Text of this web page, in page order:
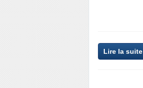
Lire la suite